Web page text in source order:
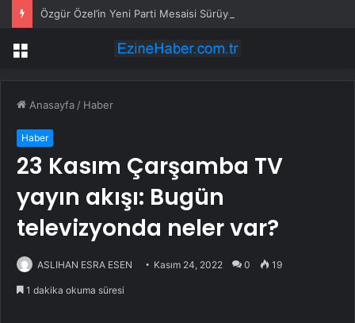
Menü
Anasayfa / Haber
Haber
23 Kasım Çarşamba TV
yayın akışı: Bugün
televizyonda neler var?
ASLIHAN ESRA ESEN Kasım 24, 2022 0 19
1 dakika okuma süresi